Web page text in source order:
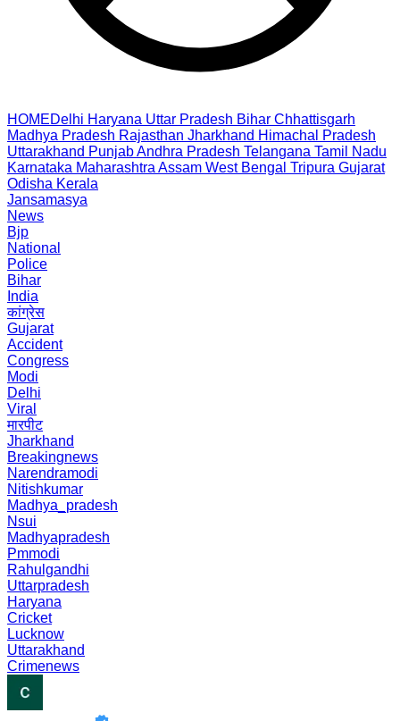
HOMEDelhi Haryana Uttar Pradesh Bihar Chhattisgarh
Madhya Pradesh Rajasthan Jharkhand Himachal Pradesh
Uttarakhand PunjabAndhra Pradesh Telangana Tamil Nadu
Karnataka Maharashtra Assam West Bengal Tripura Gujarat
Odisha Kerala
Jansamasya
News
Bjp
National
Police
Bihar
India
कांग्रेस
Gujarat
Accident
Congress
Modi
Delhi
Viral
मारपीट
Jharkhand
Breakingnews
Narendramodi
Nitishkumar
Madhya_pradesh
Nsui
Madhyapradesh
Pmmodi
Rahulgandhi
Uttarpradesh
Haryana
Cricket
Lucknow
Uttarakhand
Crimenews